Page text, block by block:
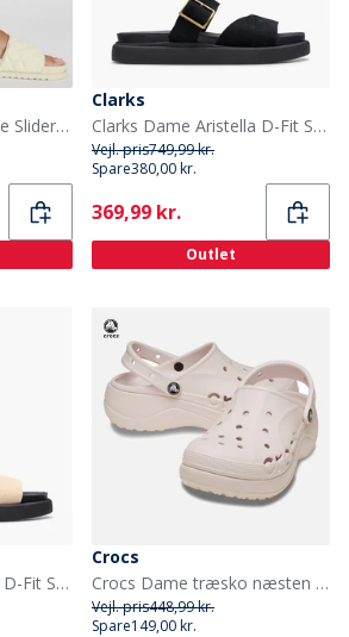
Brave Soul Dame Mae Slider beige
Clarks
Clarks Dame Aristella D-Fit Sandaler Sort
Vejl. pris749,99 kr.
Spare380,00 kr.
Current
369,99 kr.
Outlet
Clarks Dame Aristella D-Fit Sandaler Ecru
Crocs
Crocs Dame træsko næsten lyserød
Vejl. pris448,99 kr.
Spare149,00 kr.